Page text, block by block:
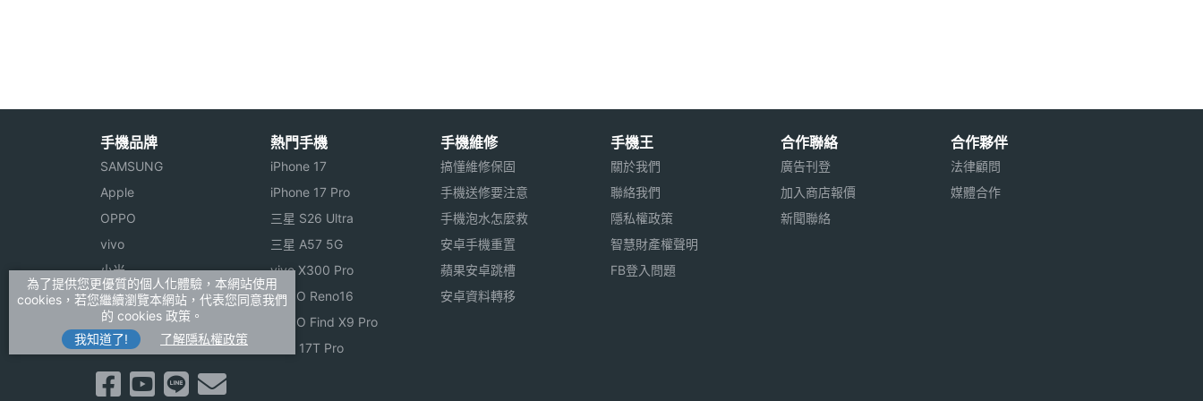
◎ 1.3 吋 240 x 240pixels 解析度 IPS 觸控螢幕
◎ MediaTek 處理器
◎ 200 萬畫素前鏡頭
◎ 4G 通話、Wi-Fi、藍牙、9 重定位
◎ IPX7 防水防塵等級
◎ AI 英文學習、小愛同學
◎ 支付寶
◎ 運動軌跡、安全區域、一鍵 SOS 預警
◎ 上課禁用、碰一碰加友
前相機畫素 200 萬畫素
前相機感光元件 CMOS
前相機光圈F
通訊與網路
4G LTE Yes
獨立通話
連接與應用
手機品牌
SAMSUNG
Apple
OPPO
vivo
小米
ASUS
Sony
realme
熱門手機
iPhone 17
iPhone 17 Pro
三星 S26 Ultra
三星 A57 5G
vivo X300 Pro
OPPO Reno16
OPPO Find X9 Pro
小米 17T Pro
手機維修
搞懂維修保固
手機送修要注意
手機泡水怎麼救
安卓手機重置
蘋果安卓跳槽
安卓資料轉移
手機王
關於我們
聯絡我們
隱私權政策
智慧財產權聲明
FB登入問題
合作聯絡
廣告刊登
加入商店報價
新聞聯絡
合作夥伴
法律顧問
媒體合作
為了提供您更優質的個人化體驗，本網站使用
cookies，若您繼續瀏覽本網站，代表您同意我們
的 cookies 政策。
我知道了!
了解隱私權政策